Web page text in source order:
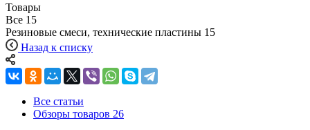
Товары
Все 15
Резиновые смеси, технические пластины 15
Назад к списку
Все статьи
Обзоры товаров 26